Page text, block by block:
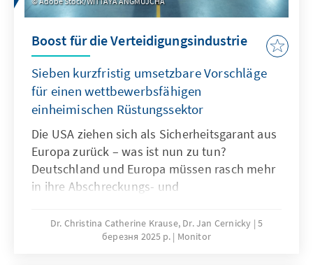
Boost für die Verteidigungsindustrie
Sieben kurzfristig umsetzbare Vorschläge
für einen wettbewerbsfähigen
einheimischen Rüstungssektor
Die USA ziehen sich als Sicherheitsgarant aus
Europa zurück – was ist nun zu tun?
Deutschland und Europa müssen rasch mehr
in ihre Abschreckungs- und
verfügt Deutschland in vielen Sektoren, die
für die Produktion von Rüstungsgütern
Dr. Christina Catherine Krause, Dr. Jan Cernicky 5
березня 2025 р.
Monitor